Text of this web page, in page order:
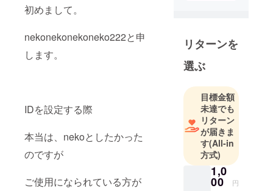
初めまして。
nekonekonekoneko222と申
します。
IDを設定する際
本当は、nekoとしたかった
のですが
ご使用になられている方が
リターンを
選ぶ
目標金額
未達でも
リターン
が届きま
す(All-in
方式)
1,0
00 円